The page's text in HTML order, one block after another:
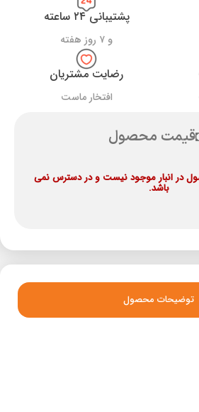
پشتیبانی ۲۴ ساعته
و ۷ روز هفته
رضایت مشتریان
افتخار ماست
قیمت محصول
در انبار موجود نیست و در دسترس نمی
باشد.
توضیحات محصول